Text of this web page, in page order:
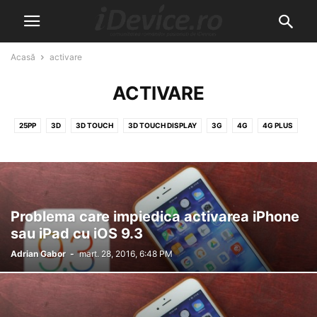
Acasă activare
ACTIVARE
25PP 3D 3D TOUCH 3D TOUCH DISPLAY 3G 4G 4G PLUS
A7X A8 A8X A9 A9X ABONAMENT ABSINTHE
ACTIVATION LOCK
ACTUALIZARE ACTUALIZARE SOFTWARE
ADAPTARI TACTILE ADOBE AFACERE AIRDROP AIRPLAY
AIRPODS AIRPOWER AIRPRINT AKTA ALLVIEW ALPHABET
ALTEX AMAZON ANDROID WEAR ANGRY BIRDS
ANGRY BIRDS 2 APARARE
APEL VIDEO APLICATIA GRATUITA A SAPTAMANII APLICATIA SAPTAMANII
Problema care impiedica activarea iPhone
sau iPad cu iOS 9.3
Adrian Gabor - mart. 28, 2016, 6:48 PM